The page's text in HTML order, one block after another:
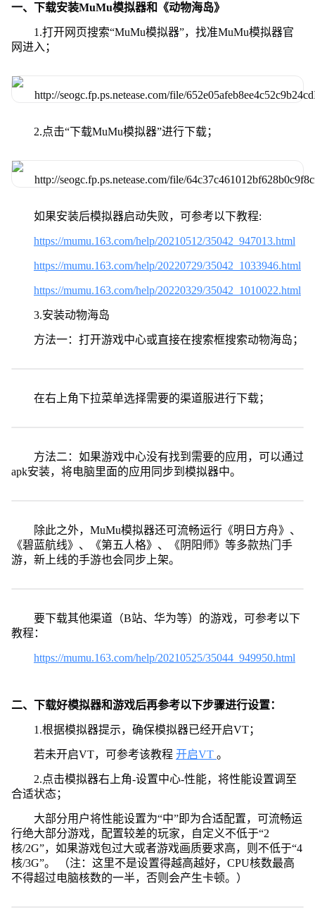
一、下载安装MuMu模拟器和《动物海岛》
1.打开网页搜索“MuMu模拟器”，找准MuMu模拟器官
网进入；
2.点击“下载MuMu模拟器”进行下载；
如果安装后模拟器启动失败，可参考以下教程:
https://mumu.163.com/help/20210512/35042_947013.html
https://mumu.163.com/help/20220729/35042_1033946.html
https://mumu.163.com/help/20220329/35042_1010022.html
3.安装动物海岛
方法一：打开游戏中心或直接在搜索框搜索动物海岛；
在右上角下拉菜单选择需要的渠道服进行下载；
方法二：如果游戏中心没有找到需要的应用，可以通过
apk安装，将电脑里面的应用同步到模拟器中。
除此之外，MuMu模拟器还可流畅运行《明日方舟》、
《碧蓝航线》、《第五人格》、《阴阳师》等多款热门手
游，新上线的手游也会同步上架。
要下载其他渠道（B站、华为等）的游戏，可参考以下
教程：
https://mumu.163.com/help/20210525/35044_949950.html
二、下载好模拟器和游戏后再参考以下步骤进行设置：
1.根据模拟器提示，确保模拟器已经开启VT；
若未开启VT，可参考该教程 开启VT 。
2.点击模拟器右上角-设置中心-性能，将性能设置调至
合适状态；
大部分用户将性能设置为“中”即为合适配置，可流畅运
行绝大部分游戏，配置较差的玩家，自定义不低于“2
核/2G”，如果游戏包过大或者游戏画质要求高，则不低于“4
核/3G”。 （注：这里不是设置得越高越好，CPU核数最高
不得超过电脑核数的一半，否则会产生卡顿。）